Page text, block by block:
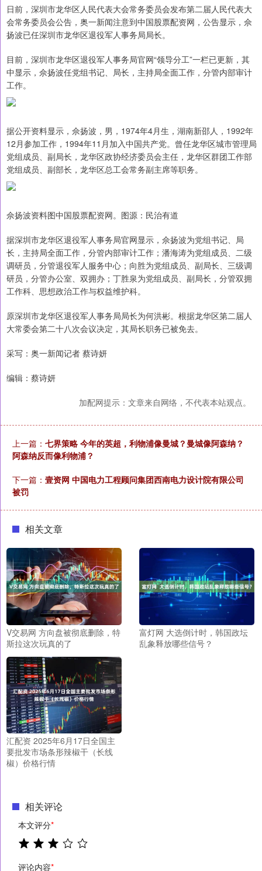
日前，深圳市龙华区人民代表大会常务委员会发布第二届人民代表大
会常务委员会公告，奥一新闻注意到中国股票配资网，公告显示，佘
扬波已任深圳市龙华区退役军人事务局局长。
目前，深圳市龙华区退役军人事务局官网“领导分工”一栏已更新，其
中显示，佘扬波任党组书记、局长，主持局全面工作，分管内部审计
工作。
据公开资料显示，佘扬波，男，1974年4月生，湖南新邵人，1992年
12月参加工作，1994年11月加入中国共产党。曾任龙华区城市管理局
党组成员、副局长，龙华区政协经济委员会主任，龙华区群团工作部
党组成员、副部长，龙华区总工会常务副主席等职务。
佘扬波资料图中国股票配资网。图源：民治有道
据深圳市龙华区退役军人事务局官网显示，佘扬波为党组书记、局
长，主持局全面工作，分管内部审计工作；潘海涛为党组成员、二级
调研员，分管退役军人服务中心；向胜为党组成员、副局长、三级调
研员，分管办公室、双拥办；丁胜泉为党组成员、副局长，分管双拥
工作科、思想政治工作与权益维护科。
原深圳市龙华区退役军人事务局局长为何洪彬。根据龙华区第二届人
大常委会第二十八次会议决定，其局长职务已被免去。
采写：奥一新闻记者 蔡诗妍
编辑：蔡诗妍
加配网提示：文章来自网络，不代表本站观点。
上一篇： 七界策略 今年的英超，利物浦像曼城？曼城像阿森纳？
阿森纳反而像利物浦？
下一篇： 壹资网 中国电力工程顾问集团西南电力设计院有限公司
被罚
相关文章
V交易网 方向盘被彻底删除，特
斯拉这次玩真的了
富灯网 大选倒计时，韩国政坛
乱象释放哪些信号？
汇配资 2025年6月17日全国主
要批发市场条形辣椒干（长线
椒）价格行情
相关评论
本文评分*
评论内容*